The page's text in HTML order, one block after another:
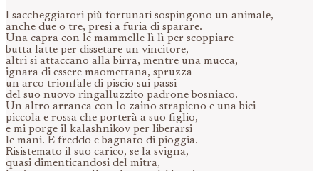
I saccheggiatori più fortunati sospingono un animale,
anche due o tre, presi a furia di sparare.
Una capra con le mammelle lì lì per scoppiare
butta latte per dissetare un vincitore,
altri si attaccano alla birra, mentre una mucca,
ignara di essere maomettana, spruzza
un arco trionfale di piscio sui passi
del suo nuovo ringalluzzito padrone bosniaco.
Un altro arranca con lo zaino strapieno e una bici
piccola e rossa che porterà a suo figlio,
e mi porge il kalashnikov per liberarsi
le mani. È freddo e bagnato di pioggia.
Risistemato il suo carico, se la svigna,
quasi dimenticandosi del mitra,